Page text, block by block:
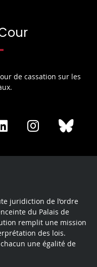
de cassation sur les
Share
LinkedIn
Share
Instagram
juridiction de l’ordre
du Palais de
remplit une mission
des lois.
une égalité de